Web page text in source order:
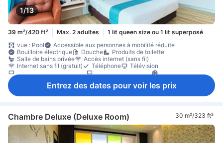
1/13
39 m²/420 ft² Max. 2 adultes
1 lit queen size ou 1 lit superposé
vue : Pool
Accessible aux personnes à mobilité réduite
Bouilloire électrique
Douche
Produits de toilette
Salle de bains privée
Accès internet (sans fil)
Internet sans fil (gratuit)
Téléphone
Télévision
Télévision câble/satellite
télévision écran plat
bouteilles d'eau offertes
café instantané gratuit
thé gratuit
Entrez des dates pour voir les prix
Chambre Deluxe (Deluxe Room) 30 m²/323 ft²